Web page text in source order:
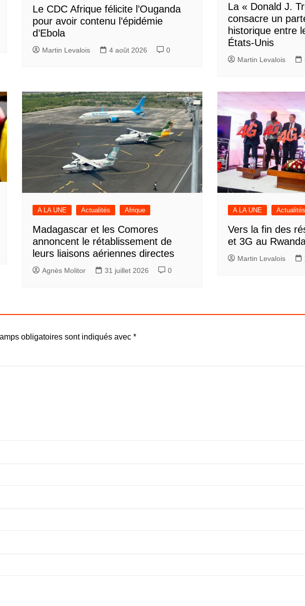
Le CDC Afrique félicite l’Ouganda
pour avoir contenu l’épidémie
d’Ebola
Martin Levalois 4 août 2026 0
La « Donald J.
consacre un
historique entre
États-Unis
Martin Levalois
A LA UNE Actualités Afrique
Madagascar et les Comores
annoncent le rétablissement de
leurs liaisons aériennes directes
Agnès Molitor 31 juillet 2026 0
A LA UNE Actualités
Vers la fin des
et 3G au
Martin Levalois
obligatoires sont indiqués avec *